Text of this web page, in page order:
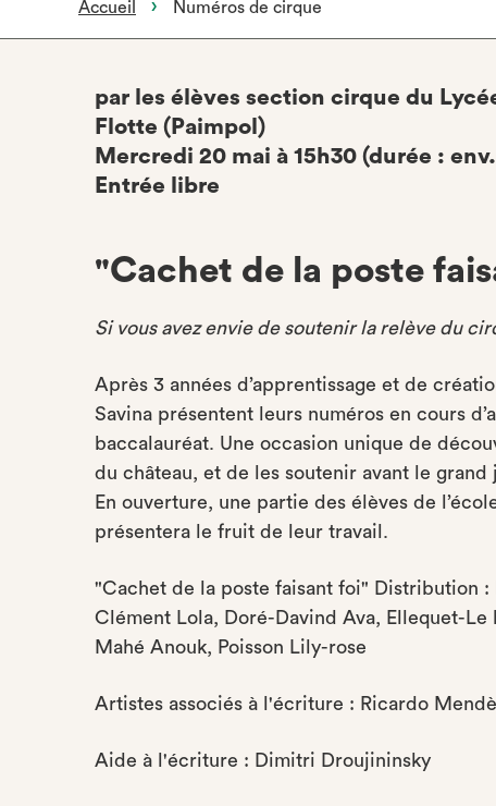
Accueil Numéros de cirque
par les élèves section cirque du
Flotte (Paimpol)
Mercredi 20 mai à 15h30 (durée :
Entrée libre
"Cachet de la poste
Si vous avez envie de soutenir la relève du
Après 3 années d’apprentissage et de
Savina présentent leurs numéros en cours
baccalauréat. Une occasion unique de
du château, et de les soutenir avant le grand
En ouverture, une partie des élèves de
présentera le fruit de leur travail.
"Cachet de la poste faisant foi" Distribution
Clément Lola, Doré-Davind Ava, Ellequet-
Mahé Anouk, Poisson Lily-rose
Artistes associés à l'écriture : Ricardo
Aide à l'écriture : Dimitri Droujininsky